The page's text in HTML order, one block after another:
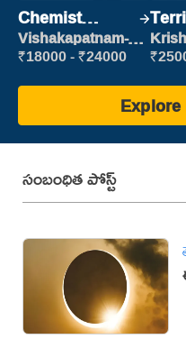
Chemist
Production
Executive
Vishakapatnam-
new
₹18000 - ₹24000
సంబంధిత పోస్ట్